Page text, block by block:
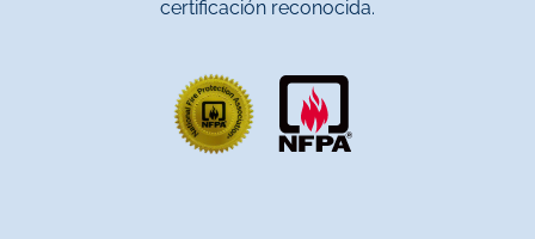
certificación reconocida.